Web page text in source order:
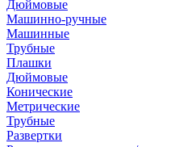
Дюймовые
Машинно-ручные
Машинные
Трубные
Плашки
Дюймовые
Конические
Метрические
Трубные
Развертки